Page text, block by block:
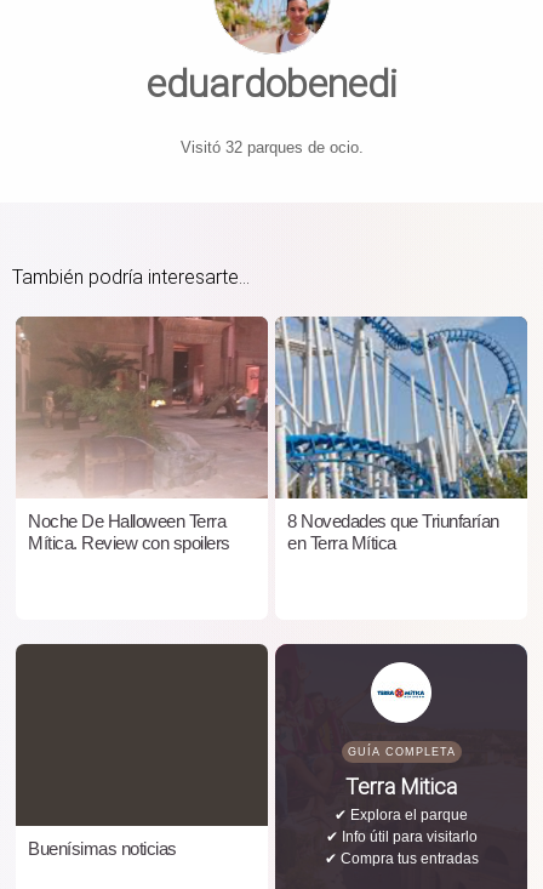
eduardobenedi
Visitó 32 parques de ocio.
También podría interesarte...
Noche De Halloween Terra
Mítica. Review con spoilers
8 Novedades que Triunfarían
en Terra Mítica
Buenísimas noticias
GUÍA COMPLETA
Terra Mitica
✔ Explora el parque
✔ Info útil para visitarlo
✔ Compra tus entradas